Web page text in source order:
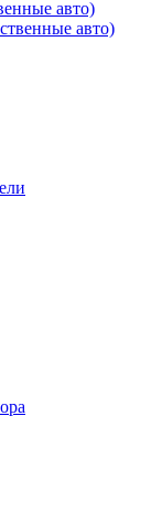
авто)
авто)